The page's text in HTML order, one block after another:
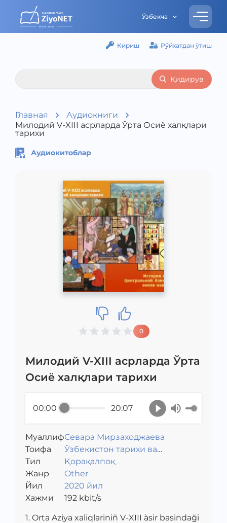
Ўзбекча
Кириш Рўйхатдан ўтиш
Қидирув
Главная
Аудиокниги
Милодий V-XIII асрларда Ўрта Осиё халқлари
тарихи
Аудиокитоблар
0
Милодий V-XIII асрларда Ўрта
Осиё халқлари тарихи
00:00 20:07
МуаллифСевара Мирзаходжаева
Toифа
Ўзбекистон тарихи ва
маданияти
Тил
Қорақалпоқ
Жанр
Other
Йил
2020 йил
Хажми
192 kbit/s
1. Orta Aziya xaliqlariniñ V-XIII àsir basindaği